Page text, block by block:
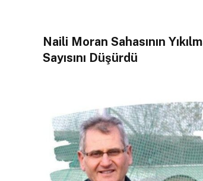
Naili Moran Sahasının
Sayısını Düşürdü